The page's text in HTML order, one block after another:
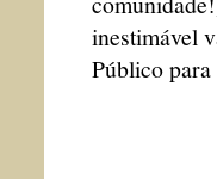
inestimável
Público para